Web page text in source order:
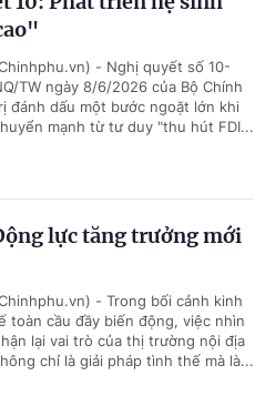
- Nghị quyết số 10-
TW ngày 8/6/2026 của Bộ Chính
đánh dấu một bước ngoặt lớn khi
mạnh từ tư duy "thu hút FDI...
lực tăng trưởng mới
- Trong bối cảnh kinh
toàn cầu đầy biến động, việc nhìn
lại vai trò của thị trường nội địa
chỉ là giải pháp tình thế mà là...